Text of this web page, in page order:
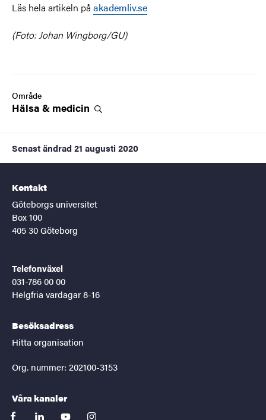
Läs hela artikeln på akademliv.se
(Foto: Johan Wingborg/GU)
Område
Hälsa & medicin
Senast ändrad 21 augusti 2020
Kontakt
Göteborgs universitet
Box 100
405 30 Göteborg
Telefonväxel
031-786 00 00
Helgfria vardagar 8-16
Besöksadress
Hitta organisation
Org. nummer: 202100-3153
Våra kanaler